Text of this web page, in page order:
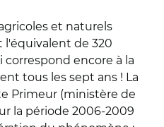
et naturels
l'équivalent de 320
correspond encore à la
tous les sept ans ! La
Primeur (ministère de
la période 2006-2009